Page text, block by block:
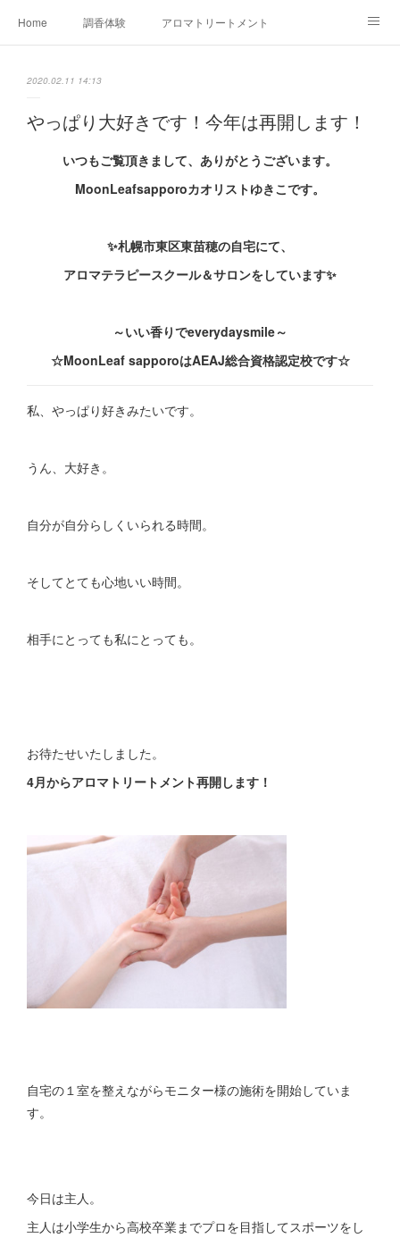
Home 調香体験 アロマトリートメントMenu
2020.02.11 14:13
やっぱり大好きです！今年は再開します！
いつもご覧頂きまして、ありがとうございます。
MoonLeafsapporoカオリストゆきこです。
✨札幌市東区東苗穂の自宅にて、
アロマテラピースクール＆サロンをしています✨
～いい香りでeverydaysmile～
☆MoonLeaf sapporoはAEAJ総合資格認定校です☆
私、やっぱり好きみたいです。
うん、大好き。
自分が自分らしくいられる時間。
そしてとても心地いい時間。
相手にとっても私にとっても。
お待たせいたしました。
4月からアロマトリートメント再開します！
自宅の１室を整えながらモニター様の施術を開始していま
す。
今日は主人。
主人は小学生から高校卒業までプロを目指してスポーツをし